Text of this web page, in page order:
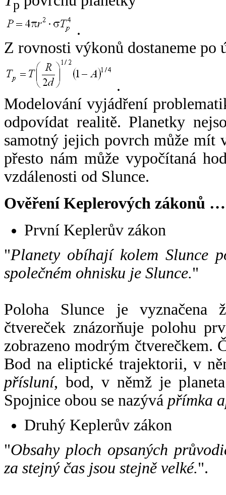
p
.
Z rovnosti výkonů dostaneme po
.
Modelování vyjádření
odpovídat realitě. Planetky
samotný jejich povrch může mít
přesto nám může vypočítaná
vzdálenosti od Slunce.
Ověření Keplerových zákonů …
První Keplerův zákon
"Planety obíhají kolem Slunce
společném ohnisku je Slunce."
Poloha Slunce je vyznačena
čtvereček znázorňuje polohu
zobrazeno modrým čtverečkem.
Bod na eliptické trajektorii, v
přísluní, bod, v němž je
Spojnice obou se nazývá přímka
Druhý Keplerův zákon
"Obsahy ploch opsaných
za stejný čas jsou stejně velké.".